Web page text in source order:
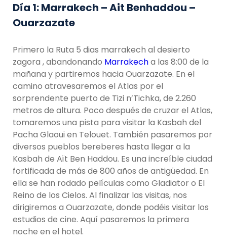
Día 1: Marrakech – Ait Benhaddou –
Ouarzazate
Primero la Ruta 5 dias marrakech al desierto
zagora , abandonando Marrakecha las 8:00 de la
mañana y partiremos hacia Ouarzazate. En el
camino atravesaremos el Atlas por el
sorprendente puerto de Tizi n’Tichka, de 2.260
metros de altura. Poco después de cruzar el Atlas,
tomaremos una pista para visitar la Kasbah del
Pacha Glaoui en Telouet. También pasaremos por
diversos pueblos bereberes hasta llegar a la
Kasbah de Aït Ben Haddou. Es una increíble ciudad
fortificada de más de 800 años de antigüedad. En
ella se han rodado películas como Gladiator o El
Reino de los Cielos. Al finalizar las visitas, nos
dirigiremos a Ouarzazate, donde podéis visitar los
estudios de cine. Aquí pasaremos la primera
noche en el hotel.